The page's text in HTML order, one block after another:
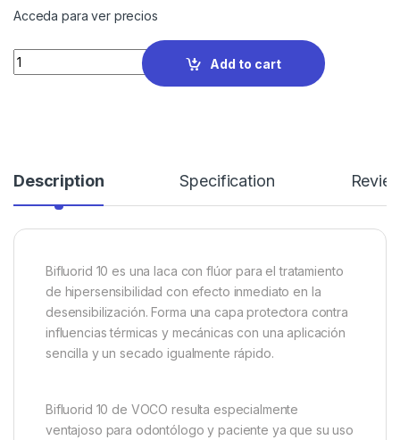
Acceda para ver precios
Quantity
Add to cart
Description Specification
Bifluorid 10 es una laca con flúor para el tratamiento
de hipersensibilidad con efecto inmediato en la
desensibilización. Forma una capa protectora contra
influencias térmicas y mecánicas con una aplicación
sencilla y un secado igualmente rápido.
Bifluorid 10 de VOCO resulta especialmente
ventajoso para odontólogo y paciente ya que su uso